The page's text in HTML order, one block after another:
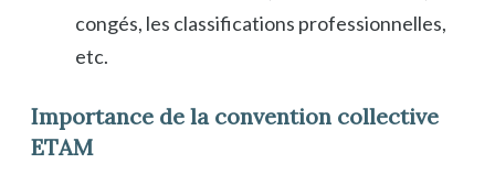
congés, les classifications professionnelles,
etc.
Importance de la convention collective
ETAM